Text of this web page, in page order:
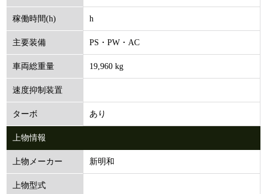
稼働時間(h) h
主要装備 PS・PW・AC
車両総重量 19,960 kg
速度抑制装置
ターボ あり
上物情報
上物メーカー 新明和
上物型式